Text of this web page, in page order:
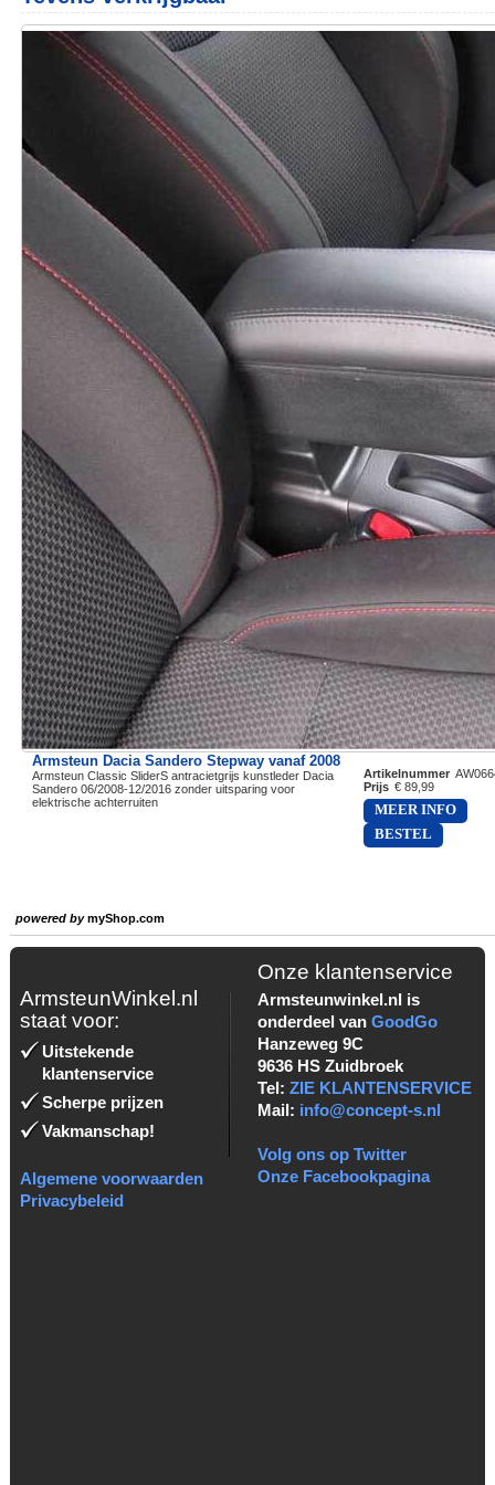
Armsteun Dacia Sandero Stepway vanaf 2008
Armsteun Classic SliderS antracietgrijs kunstleder Dacia
Sandero 06/2008-12/2016 zonder uitsparing voor
elektrische achterruiten
Artikelnummer
Prijs € 89,99
MEER INFO
BESTEL
powered bymyShop.com
ArmsteunWinkel.nl
staat voor:
Uitstekende
klantenservice
Scherpe prijzen
Vakmanschap!
Algemene voorwaarden
Privacybeleid
Onze klantenservice
Armsteunwinkel.nl is
onderdeel van GoodGo
Hanzeweg 9C
9636 HS Zuidbroek
Tel: ZIE KLANTENSERVICE
Mail: info@concept-s.nl
Volg ons op Twitter
Onze Facebookpagina